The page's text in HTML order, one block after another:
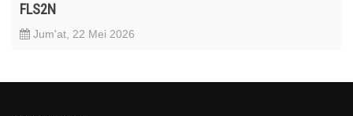
FLS2N
Jum'at, 22 Mei 2026